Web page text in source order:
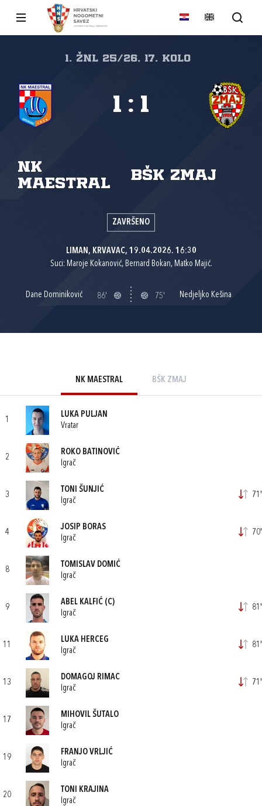
1. ŽNL 25/26, 17. kolo
NK
Maestral
BŠK Zmaj
1 : 1
ZAVRŠENO
LIMAN, KRVAVAC, 19.04.2026. 16:30
Suci: Maroje Kokanović, Bernard Bokan, Matko Majić.
Dane Dominiković 86' 75' Nedjeljko Kešina
NK MAESTRAL BŠK ZMAJ
1
LUKA PULJAN
Vratar
2
ROKO BATINOVIĆ
Igrač
3
TONI ŠUNJIĆ
Igrač
71'
4
JOSIP BORAS
Igrač
70'
8
TOMISLAV DOMIĆ
Igrač
9
ABEL KALFIĆ (C)
Igrač
81'
11
LUKA HERCEG
Igrač
81'
13
DOMAGOJ RIMAC
Igrač
71'
17
MIHOVIL ŠUTALO
Igrač
19
FRANJO VRLJIĆ
Igrač
20
TONI KRAJINA
Igrač